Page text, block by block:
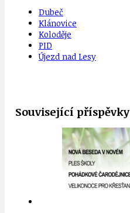
Dubeč
Klánovice
Koloděje
PID
Újezd nad Lesy
Související příspěvky